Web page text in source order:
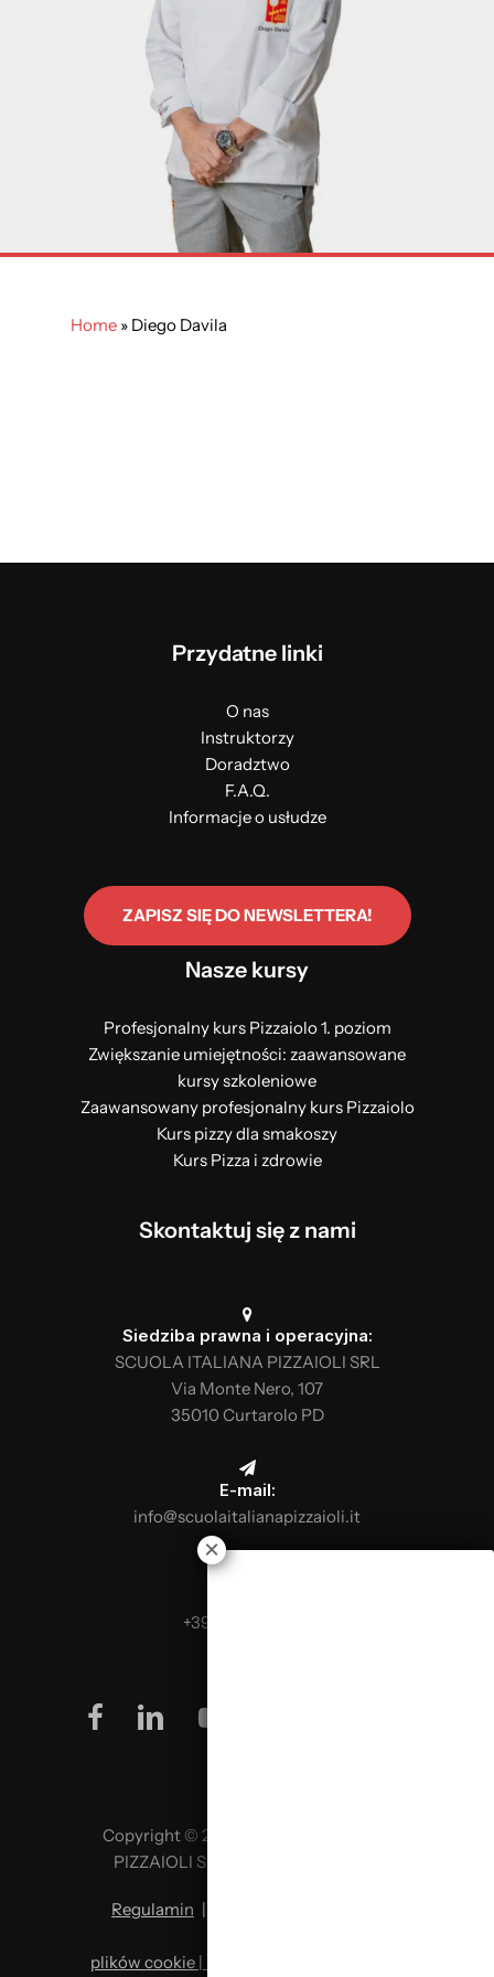
Home » Diego Davila
Przydatne linki
O nas
Instruktorzy
Doradztwo
F.A.Q.
Informacje o usłudze
ZAPISZ SIĘ DO NEWSLETTERA!
Nasze kursy
Profesjonalny kurs Pizzaiolo 1. poziom
Zwiększanie umiejętności: zaawansowane
kursy szkoleniowe
Zaawansowany profesjonalny kurs Pizzaiolo
Kurs pizzy dla smakoszy
Kurs Pizza i zdrowie
Skontaktuj się z nami
Siedziba prawna i operacyjna:
SCUOLA ITALIANA PIZZAIOLI SRL
Via Monte Nero, 107
35010 Curtarolo PD
E-mail:
info@scuolaitalianapizzaioli.it
+39 0499624665
facebook
linkedinyoutube
Copyright © 2026 SCUOLA ITALIANA
PIZZAIOLI SRL P. IVA 02957980341
Regulamin |
plików cookie | Zmiana preferencji plików